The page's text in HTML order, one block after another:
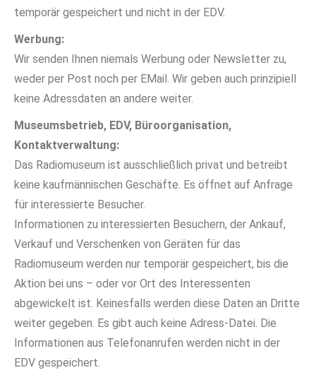
temporär gespeichert und nicht in der EDV.
Werbung:
Wir senden Ihnen niemals Werbung oder Newsletter zu,
weder per Post noch per EMail. Wir geben auch prinzipiell
keine Adressdaten an andere weiter.
Museumsbetrieb, EDV, Büroorganisation,
Kontaktverwaltung:
Das Radiomuseum ist ausschließlich privat und betreibt
keine kaufmännischen Geschäfte. Es öffnet auf Anfrage
für interessierte Besucher.
Informationen zu interessierten Besuchern, der Ankauf,
Verkauf und Verschenken von Geräten für das
Radiomuseum werden nur temporär gespeichert, bis die
Aktion bei uns – oder vor Ort des Interessenten
abgewickelt ist. Keinesfalls werden diese Daten an Dritte
weiter gegeben. Es gibt auch keine Adress-Datei. Die
Informationen aus Telefonanrufen werden nicht in der
EDV gespeichert.